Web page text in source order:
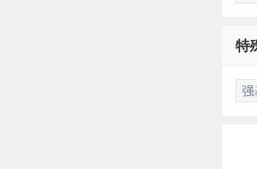
特
强